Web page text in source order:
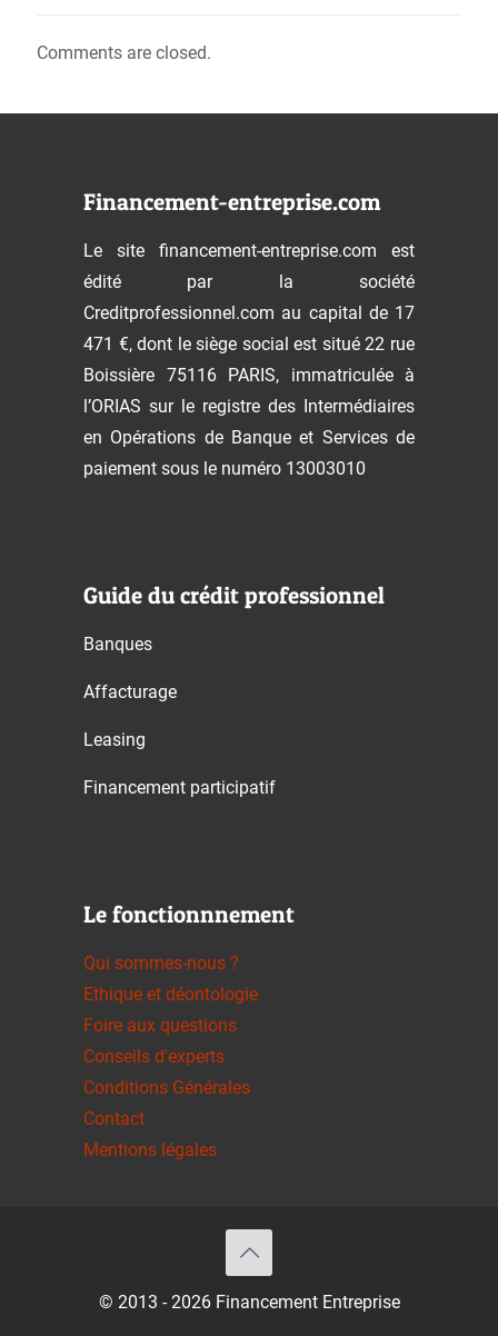
Comments are closed.
Financement-entreprise.com
Le site financement-entreprise.com est
édité par la société
Creditprofessionnel.com au capital de 17
471 €, dont le siège social est situé 22 rue
Boissière 75116 PARIS, immatriculée à
l’ORIAS sur le registre des Intermédiaires
en Opérations de Banque et Services de
paiement sous le numéro 13003010
Guide du crédit professionnel
Banques
Affacturage
Leasing
Financement participatif
Le fonctionnnement
Qui sommes-nous ?
Ethique et déontologie
Foire aux questions
Conseils d'experts
Conditions Générales
Contact
Mentions légales
© 2013 - 2026 Financement Entreprise